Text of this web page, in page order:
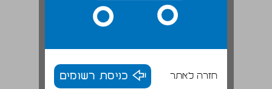
חזרה לאתר כניסת רשומים